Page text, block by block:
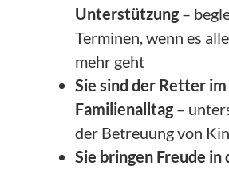
Unterstützung–
Terminen, wenn es
mehr geht
Sie sind der Retter im
Familienalltag–
der Betreuung von
Sie bringen Freude in